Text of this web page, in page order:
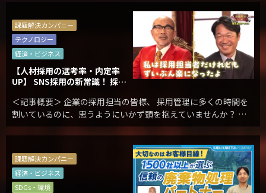
課題解決カンパニー
テクノロジー
経済・ビジネス
【人材採用の選考率・内定率
UP】 SNS採用の新常識！ 採用
＜記事概要＞ 企業の採用担当の皆様、 採用管理に多くの時間を
割いているのに、思うようにいかず頭を抱えていませんか？ 応
募者の選考プロセスでの“途中離脱”に、多発する“内定辞退”…
採用の歩留まりが多くの企業で起きています […]
課題解決カンパニー
経済・ビジネス
SDGs・環境